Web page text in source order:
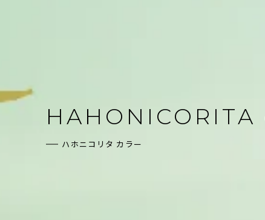
HAHONICORITA
ハホニコリタ カラー